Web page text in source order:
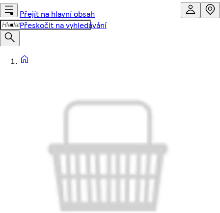
Přejít na hlavní obsah
Přeskočit na vyhledávání